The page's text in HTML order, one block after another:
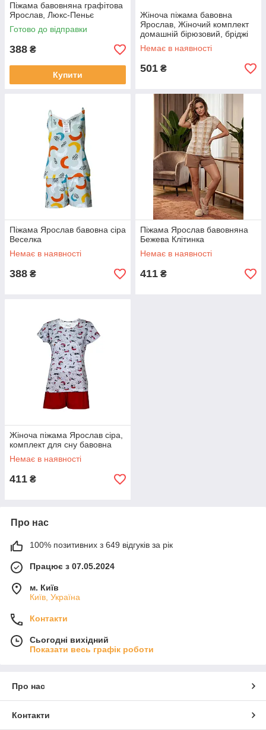
Піжама бавовняна графітова
Ярослав, Люкс-Пеньє
Готово до відправки
388 ₴
Купити
Жіноча піжама бавовна
Ярослав, Жіночий комплект
домашній бірюзовий, бріджі
та футболка
Немає в наявності
501 ₴
Піжама Ярослав бавовна сіра
Веселка
Немає в наявності
388 ₴
Піжама Ярослав бавовняна
Бежева Клітинка
Немає в наявності
411 ₴
Жіноча піжама Ярослав сіра,
комплект для сну бавовна
Немає в наявності
411 ₴
Про нас
100% позитивних з 649 відгуків за рік
Працює з 07.05.2024
м. Київ
Київ, Україна
Контакти
Сьогодні вихідний
Показати весь графік роботи
Про нас
Контакти